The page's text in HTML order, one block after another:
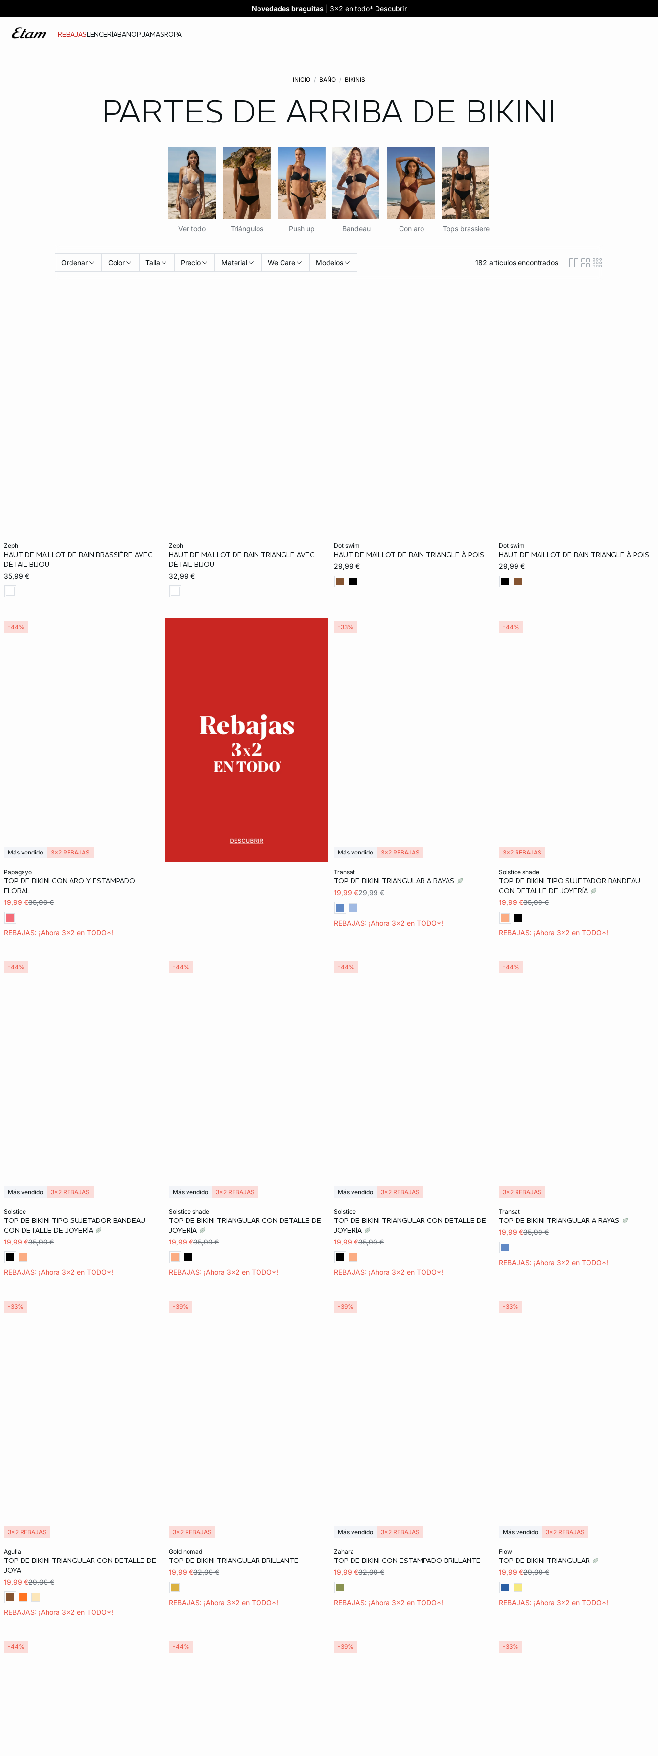
REBAJAS¡Ahora 3x2 en TODO*!Comprar
Confort invisible: Sujetadores desde 19,99€Descubrir
¡Nuevos modelos!: 5 braguitas por 35€Ver todas
Novedades braguitas| 3x2 en todo* Descubrir
REBAJASLENCERÍABAÑOPIJAMASROPA
INICIO BAÑO BIKINIS
PARTES DE ARRIBA DE BIKINI
Ver todo Triángulos Push up Bandeau Con aro Tops brassiere
Ordenar Color Talla Precio Material We Care Modelos 182 artículos encontrados icon-layout-
icon-layout-
icon-layout-
zeph
HAUT DE MAILLOT DE BAIN BRASSIÈRE AVEC
DÉTAIL BIJOU
35,99 €
36
zeph
HAUT DE MAILLOT DE BAIN TRIANGLE AVEC
DÉTAIL BIJOU
32,99 €
34
dot swim
HAUT DE MAILLOT DE BAIN TRIANGLE À POIS
29,99 €
dot swim
HAUT DE MAILLOT DE BAIN TRIANGLE À POIS
29,99 €
papagayo
TOP DE BIKINI CON ARO Y ESTAMPADO
FLORAL
19,99 €35,99 €
REBAJAS: ¡Ahora 3x2 en TODO*!
Más vendido 3x2 REBAJAS
85C
90E 95E 100E
-44%
transat
TOP DE BIKINI TRIANGULAR A RAYAS
19,99 €29,99 €
REBAJAS: ¡Ahora 3x2 en TODO*!
Más vendido 3x2 REBAJAS
-33%
solstice shade
TOP DE BIKINI TIPO SUJETADOR BANDEAU
CON DETALLE DE JOYERÍA
19,99 €35,99 €
REBAJAS: ¡Ahora 3x2 en TODO*!
3x2 REBAJAS
34 36 38
-44%
solstice
TOP DE BIKINI TIPO SUJETADOR BANDEAU
CON DETALLE DE JOYERÍA
19,99 €35,99 €
REBAJAS: ¡Ahora 3x2 en TODO*!
Más vendido 3x2 REBAJAS
34 36 38
-44%
solstice shade
TOP DE BIKINI TRIANGULAR CON DETALLE DE
JOYERÍA
19,99 €35,99 €
REBAJAS: ¡Ahora 3x2 en TODO*!
Más vendido 3x2 REBAJAS
38
-44%
solstice
TOP DE BIKINI TRIANGULAR CON DETALLE DE
JOYERÍA
19,99 €35,99 €
REBAJAS: ¡Ahora 3x2 en TODO*!
Más vendido 3x2 REBAJAS
38
-44%
transat
TOP DE BIKINI TRIANGULAR A RAYAS
19,99 €35,99 €
REBAJAS: ¡Ahora 3x2 en TODO*!
3x2 REBAJAS
-44%
agulla
TOP DE BIKINI TRIANGULAR CON DETALLE DE
JOYA
19,99 €29,99 €
REBAJAS: ¡Ahora 3x2 en TODO*!
3x2 REBAJAS
36
-33%
gold nomad
TOP DE BIKINI TRIANGULAR BRILLANTE
19,99 €32,99 €
REBAJAS: ¡Ahora 3x2 en TODO*!
3x2 REBAJAS
-39%
zahara
TOP DE BIKINI CON ESTAMPADO BRILLANTE
19,99 €32,99 €
REBAJAS: ¡Ahora 3x2 en TODO*!
Más vendido 3x2 REBAJAS
-39%
flow
TOP DE BIKINI TRIANGULAR
19,99 €29,99 €
REBAJAS: ¡Ahora 3x2 en TODO*!
Más vendido 3x2 REBAJAS
-33%
-44% -44% -39% -33%